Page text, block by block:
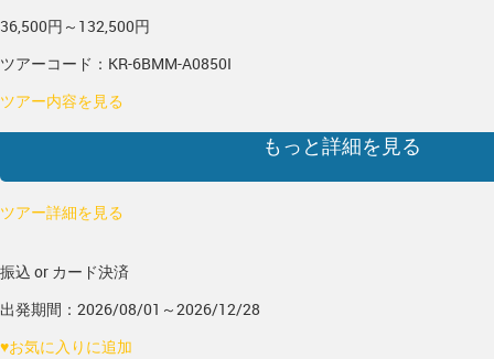
36,500円～132,500円
ツアーコード：KR-6BMM-A0850I
ツアー内容を見る
もっと詳細を見る
ツアー詳細を見る
振込 or カード決済
出発期間：2026/08/01～2026/12/28
♥お気に入りに追加